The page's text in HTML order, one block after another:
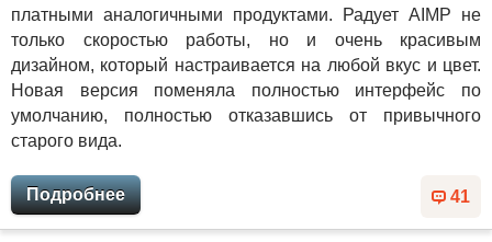
платными аналогичными продуктами. Радует AIMP не
только скоростью работы, но и очень красивым
дизайном, который настраивается на любой вкус и цвет.
Новая версия поменяла полностью интерфейс по
умолчанию, полностью отказавшись от привычного
старого вида.
41
Подробнее